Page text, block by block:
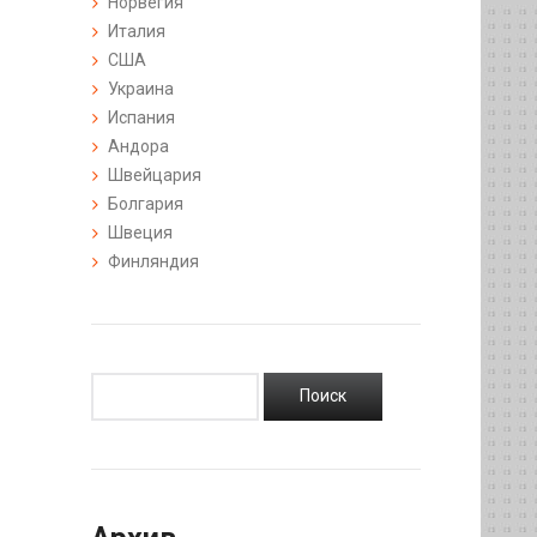
Италия
США
Украина
Испания
Андора
Швейцария
Болгария
Швеция
Финляндия